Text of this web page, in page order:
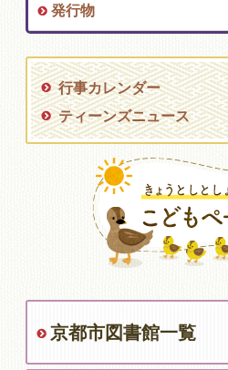
発行物
行事カレンダー
ティーンズニュース
京都市図書館一覧